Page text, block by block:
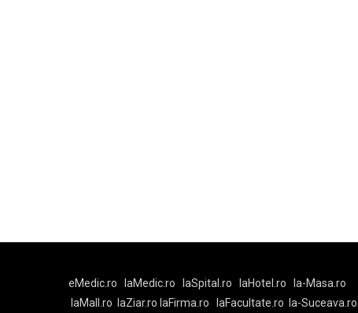
eMedic.ro laMedic.ro laSpital.ro laHotel.ro
la-Masa.ro
laMall.ro
laZiar.ro laFirma.ro laFacultate.ro la-Suceava.ro